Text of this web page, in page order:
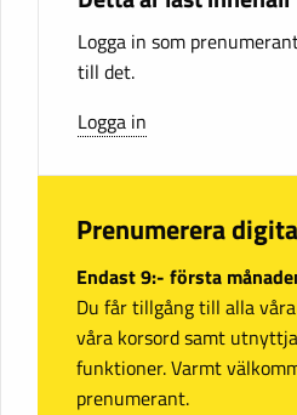
Logga in som
till det.
Logga in
Prenumerera
Endast 9:- första
Du får tillgång till alla
våra korsord samt
funktioner. Varmt
prenumerant.